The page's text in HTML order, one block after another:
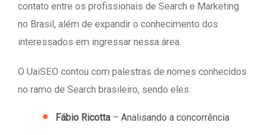
contato entre os profissionais de Search e Marketing
no Brasil, além de expandir o conhecimento dos
interessados em ingressar nessa área.
O UaiSEO contou com palestras de nomes conhecidos
no ramo de Search brasileiro, sendo eles:
Fábio Ricotta – Analisando a concorrência